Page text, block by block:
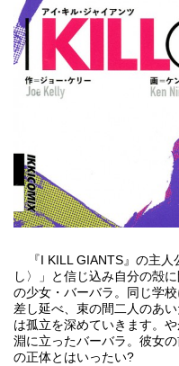
『I KILL GIANTS』の主人
し〉」と信じ込み自分の殻
の少女・バーバラ。同じ学
差し延べ、束の間二人のあ
は孤立を深めていきます。
淵に立ったバーバラ。彼女
の正体とはいったい?